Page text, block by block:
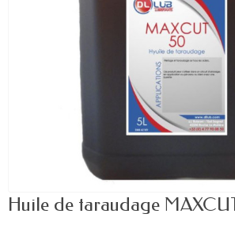
Huile de taraudage